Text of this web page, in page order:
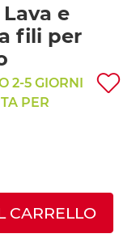
e
fili per
2-5 GIORNI
PER
CARRELLO